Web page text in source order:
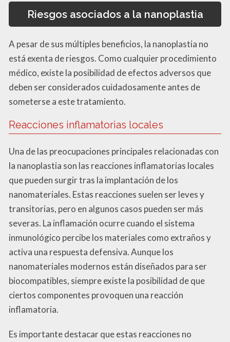
Riesgos asociados a la nanoplastia
A pesar de sus múltiples beneficios, la nanoplastia no
está exenta de riesgos. Como cualquier procedimiento
médico, existe la posibilidad de efectos adversos que
deben ser considerados cuidadosamente antes de
someterse a este tratamiento.
Reacciones inflamatorias locales
Una de las preocupaciones principales relacionadas con
la nanoplastia son las reacciones inflamatorias locales
que pueden surgir tras la implantación de los
nanomateriales. Estas reacciones suelen ser leves y
transitorias, pero en algunos casos pueden ser más
severas. La inflamación ocurre cuando el sistema
inmunológico percibe los materiales como extraños y
activa una respuesta defensiva. Aunque los
nanomateriales modernos están diseñados para ser
biocompatibles, siempre existe la posibilidad de que
ciertos componentes provoquen una reacción
inflamatoria.
Es importante destacar que estas reacciones no